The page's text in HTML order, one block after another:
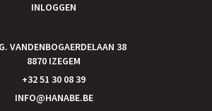
INLOGGEN
VANDENBOGAERDELAAN 38
8870 IZEGEM
+32 51 30 08 39
INFO@HANABE.BE